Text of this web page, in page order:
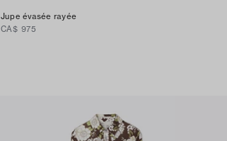
Jupe évasée rayée
CA$ 975